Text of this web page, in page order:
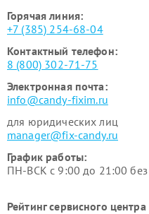
Горячая линия:
+7 (385) 254-68-04
Контактный телефон:
8 (800) 302-71-75
Электронная почта:
info@candy-fixim.ru
для юридических лиц
manager@fix-candy.ru
График работы:
ПН-ВСК с 9:00 до 21:00
Рейтинг сервисного центра